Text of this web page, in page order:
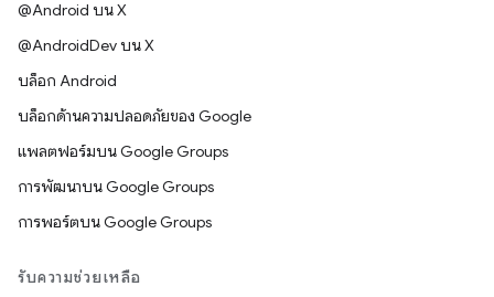
@Android บน X
@AndroidDev บน X
บล็อก Android
บล็อกด้านความปลอดภัยของ Google
แพลตฟอร์มบน Google Groups
การพัฒนาบน Google Groups
การพอร์ตบน Google Groups
รับความช่วยเหลือ